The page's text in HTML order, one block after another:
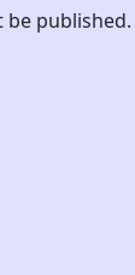
be published.